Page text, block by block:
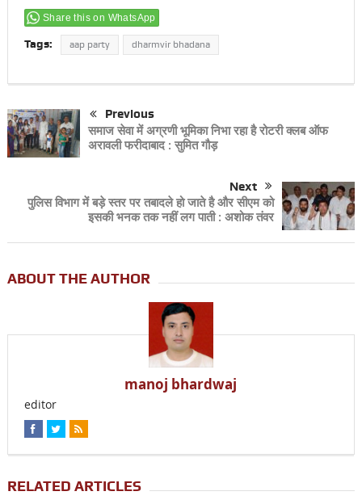
Share this on WhatsApp
Tags: aap party dharmvir bhadana
Previous
समाज सेवा में अग्रणी भूमिका निभा रहा है रोटरी क्लब ऑफ
अरावली फरीदाबाद : सुमित गौड़
Next
पुलिस विभाग में बड़े स्तर पर तबादले हो जाते है और सीएम को
इसकी भनक तक नहीं लग पाती : अशोक तंवर
ABOUT THE AUTHOR
manoj bhardwaj
editor
RELATED ARTICLES